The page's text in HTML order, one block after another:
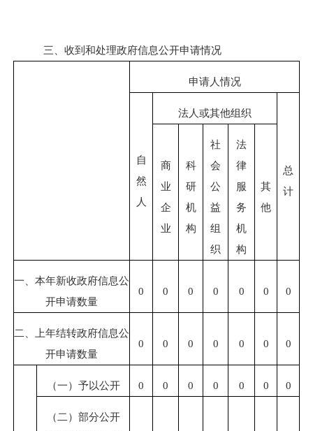
三、收到和处理政府信息公开申请情况
申请人情况
自
然
人
法人或其他组织
总
计
商
业
企
业
科
研
机
构
社
会
公
益
组
织
法
律
服
务
机
构
其
他
一、本年新收政府信息公
开申请数量
0 0 0 0 0 0 0
二、上年结转政府信息公
开申请数量
0 0 0 0 0 0 0
（一）予以公开 0 0 0 0 0 0 0
（二）部分公开